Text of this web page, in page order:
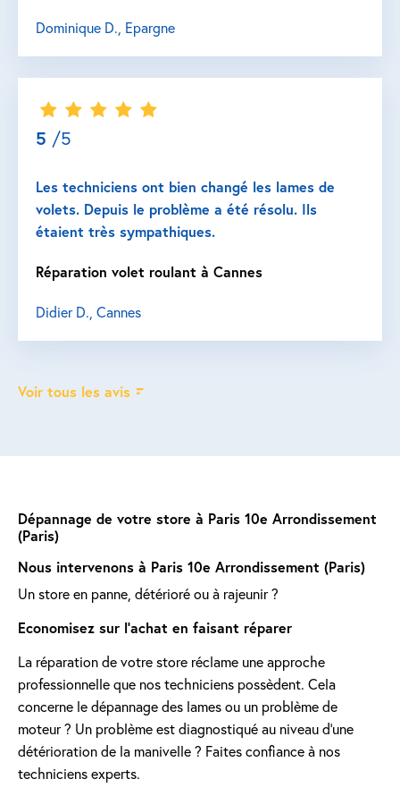
Dépannage de votre store à Paris 10e Arrondissement
(Paris)
Nous intervenons à Paris 10e Arrondissement (Paris)
Un store en panne, détérioré ou à rajeunir ?
Economisez sur l'achat en faisant réparer
La réparation de votre store réclame une approche
professionnelle que nos techniciens possèdent. Cela
concerne le dépannage des lames ou un problème de
moteur ? Un problème est diagnostiqué au niveau d'une
détérioration de la manivelle ? Faites confiance à nos
techniciens experts.
Dominique D., Epargne
5 /5
Les techniciens ont bien changé les lames de
volets. Depuis le problème a été résolu. Ils
étaient très sympathiques.
Réparation volet roulant à Cannes
Didier D., Cannes
Voir tous les avis